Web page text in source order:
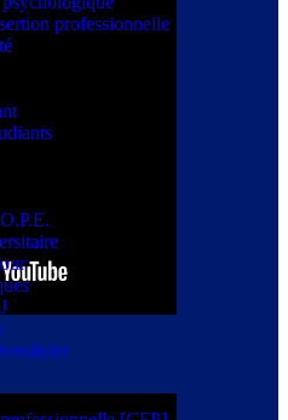
professionnelle